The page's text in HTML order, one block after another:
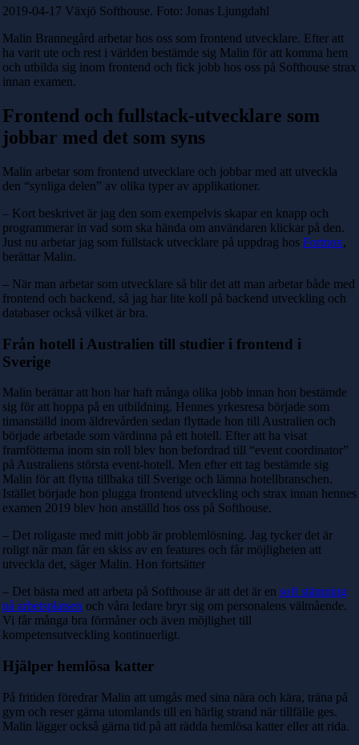
2019-04-17 Växjö Softhouse. Foto: Jonas Ljungdahl
Malin Brannegård arbetar hos oss som frontend utvecklare. Efter att
ha varit ute och rest i världen bestämde sig Malin för att komma hem
och utbilda sig inom frontend och fick jobb hos oss på Softhouse strax
innan examen.
Frontend och fullstack-utvecklare som
jobbar med det som syns
Malin arbetar som frontend utvecklare och jobbar med att utveckla
den “synliga delen” av olika typer av applikationer.
– Kort beskrivet är jag den som exempelvis skapar en knapp och
programmerar in vad som ska hända om användaren klickar på den.
Just nu arbetar jag som fullstack utvecklare på uppdrag hos Fortnox,
berättar Malin.
– När man arbetar som utvecklare så blir det att man arbetar både med
frontend och backend, så jag har lite koll på backend utveckling och
databaser också vilket är bra.
Från hotell i Australien till studier i frontend i
Sverige
Malin berättar att hon har haft många olika jobb innan hon bestämde
sig för att hoppa på en utbildning. Hennes yrkesresa började som
timanställd inom äldrevården sedan flyttade hon till Australien och
började arbetade som värdinna på ett hotell. Efter att ha visat
framfötterna inom sin roll blev hon befordrad till “event coordinator”
på Australiens största event-hotell. Men efter ett tag bestämde sig
Malin för att flytta tillbaka till Sverige och lämna hotellbranschen.
Istället började hon plugga frontend utveckling och strax innan hennes
examen 2019 blev hon anställd hos oss på Softhouse.
– Det roligaste med mitt jobb är problemlösning. Jag tycker det är
roligt när man får en skiss av en features och får möjligheten att
utveckla det, säger Malin. Hon fortsätter
– Det bästa med att arbeta på Softhouse är att det är en soft stämning
på arbetsplatsen och våra ledare bryr sig om personalens välmående.
Vi får många bra förmåner och även möjlighet till
kompetensutveckling kontinuerligt.
Hjälper hemlösa katter
På fritiden föredrar Malin att umgås med sina nära och kära, träna på
gym och reser gärna utomlands till en härlig strand när tillfälle ges.
Malin lägger också gärna tid på att rädda hemlösa katter eller att rida.